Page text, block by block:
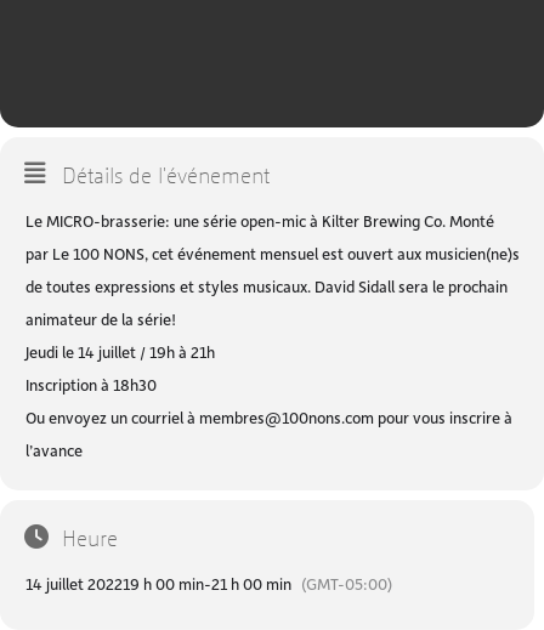
Détails de l'événement
Le MICRO-brasserie: une série open-mic à Kilter Brewing Co. Monté
par Le 100 NONS, cet événement mensuel est ouvert aux musicien(ne)s
de toutes expressions et styles musicaux. David Sidall sera le prochain
animateur de la série!
Jeudi le 14 juillet / 19h à 21h
Inscription à 18h30
Ou envoyez un courriel à membres@100nons.com pour vous inscrire à
l’avance
Heure
14 juillet 202219 h 00 min-21 h 00 min (GMT-05:00)